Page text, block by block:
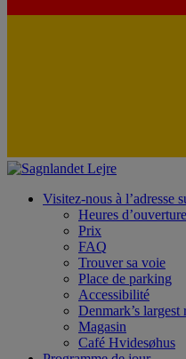
Visitez-nous à l’adresse
Heures d’ouverture
Prix
FAQ
Trouver sa voie
Place de parking
Accessibilité
Denmark’s largest
Magasin
Café Hvidesøhus